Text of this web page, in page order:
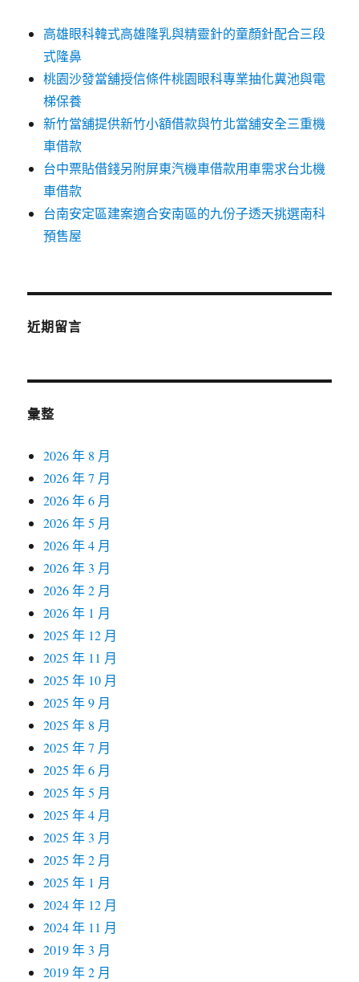
高雄眼科韓式高雄隆乳與精靈針的童顏針配合三段
式隆鼻
桃園沙發當舖授信條件桃園眼科專業抽化糞池與電
梯保養
新竹當舖提供新竹小額借款與竹北當舖安全三重機
車借款
台中票貼借錢另附屏東汽機車借款用車需求台北機
車借款
台南安定區建案適合安南區的九份子透天挑選南科
預售屋
近期留言
彙整
2026 年 8 月
2026 年 7 月
2026 年 6 月
2026 年 5 月
2026 年 4 月
2026 年 3 月
2026 年 2 月
2026 年 1 月
2025 年 12 月
2025 年 11 月
2025 年 10 月
2025 年 9 月
2025 年 8 月
2025 年 7 月
2025 年 6 月
2025 年 5 月
2025 年 4 月
2025 年 3 月
2025 年 2 月
2025 年 1 月
2024 年 12 月
2024 年 11 月
2019 年 3 月
2019 年 2 月